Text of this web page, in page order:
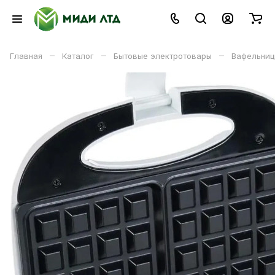
Главная – Каталог – Бытовые электротовары –